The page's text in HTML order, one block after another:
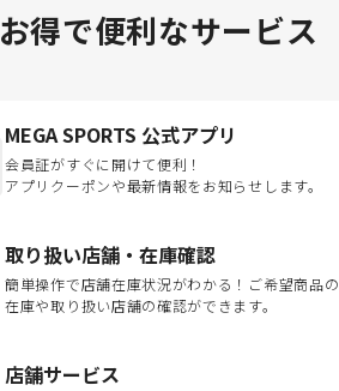
お得で便利なサービス
MEGA SPORTS 公式アプリ
会員証がすぐに開けて便利！
アプリクーポンや最新情報をお知らせします。
取り扱い店舗・在庫確認
簡単操作で店舗在庫状況がわかる！ご希望商品の
在庫や取り扱い店舗の確認ができます。
店舗サービス